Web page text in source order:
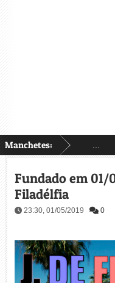
Manchetes:
Fundado em 01/
Filadélfia
23:30, 01/05/2019 0